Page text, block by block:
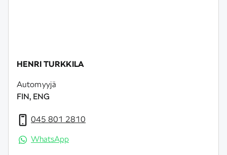
HENRI TURKKILA
Automyyjä
FIN, ENG
045 801 2810
WhatsApp